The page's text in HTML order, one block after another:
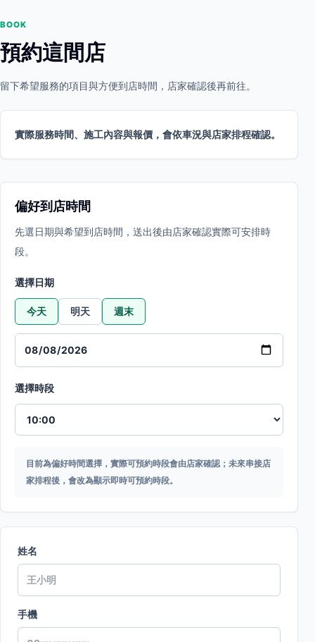
BOOK
預約這間店
留下希望服務的項目與方便到店時間，店家確認後再前往。
實際服務時間、施工內容與報價，會依車況與店家排程確認。
偏好到店時間
先選日期與希望到店時間，送出後由店家確認實際可安排時
段。
選擇日期
今天 明天 週末
選擇時段
目前為偏好時間選擇，實際可預約時段會由店家確認；未來串接店
家排程後，會改為顯示即時可預約時段。
姓名
手機